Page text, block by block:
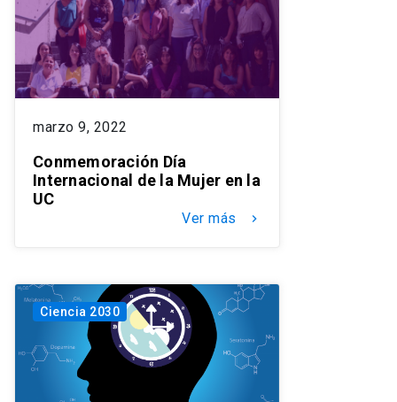
marzo 9, 2022
Conmemoración Día
Internacional de la Mujer en la
UC
Ver más keyboard_arrow_right
Ciencia 2030